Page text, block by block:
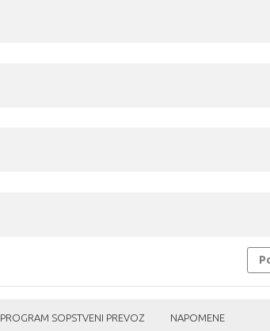
PROGRAM SOPSTVENI PREVOZ NAPOMENE